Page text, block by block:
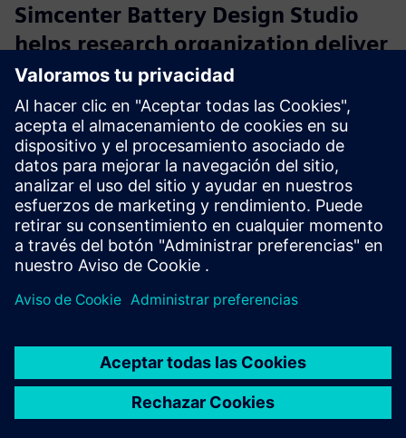
Simcenter Battery Design Studio
helps research organization deliver
safer, more efficient lithium-ion
battery packs
Empresa: Samsung R&D Institute
Industria: Automoción y transporte
Ubicación: Bangalore , India
Siemens Software: Simcenter 3D Solutions, Simcenter
Battery Design Studio, Simcenter STAR-CCM+